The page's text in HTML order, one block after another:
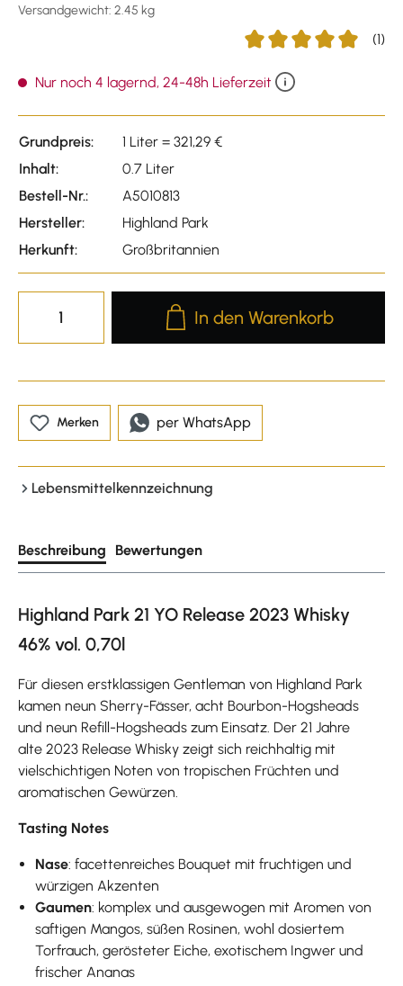
Versandgewicht: 2.45 kg
(1)
Nur noch 4 lagernd, 24-48h Lieferzeit
Grundpreis:
1 Liter = 321,29 €
Inhalt:
0.7 Liter
Bestell-Nr.:
A5010813
Hersteller:
Highland Park
Herkunft:
Großbritannien
Produkt Anzahl: Gib den
In den Warenkorb
Merken per WhatsApp
Lebensmittelkennzeichnung
Beschreibung Bewertungen
Highland Park 21 YO Release 2023 Whisky
46% vol. 0,70l
Für diesen erstklassigen Gentleman von Highland Park
kamen neun Sherry-Fässer, acht Bourbon-Hogsheads
und neun Refill-Hogsheads zum Einsatz. Der 21 Jahre
alte 2023 Release Whisky zeigt sich reichhaltig mit
vielschichtigen Noten von tropischen Früchten und
aromatischen Gewürzen.
Tasting Notes
Nase: facettenreiches Bouquet mit fruchtigen und
würzigen Akzenten
Gaumen: komplex und ausgewogen mit Aromen von
saftigen Mangos, süßen Rosinen, wohl dosiertem
Torfrauch, gerösteter Eiche, exotischem Ingwer und
frischer Ananas